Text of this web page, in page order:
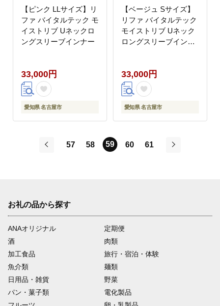
【ピンク LLサイズ】リ
ファ バイタルテック モ
イストリブ Uネックロ
ングスリーブインナー
33,000円
愛知県 名古屋市
【ベージュ Sサイズ】
リファ バイタルテック
モイストリブ Uネック
ロングスリーブインナ
33,000円
愛知県 名古屋市
57 58 59 60
61
お礼の品から探す
ANAオリジナル
定期便
酒
肉類
加工食品
旅行・宿泊・体験
魚介類
麺類
日用品・雑貨
野菜
パン・菓子類
電化製品